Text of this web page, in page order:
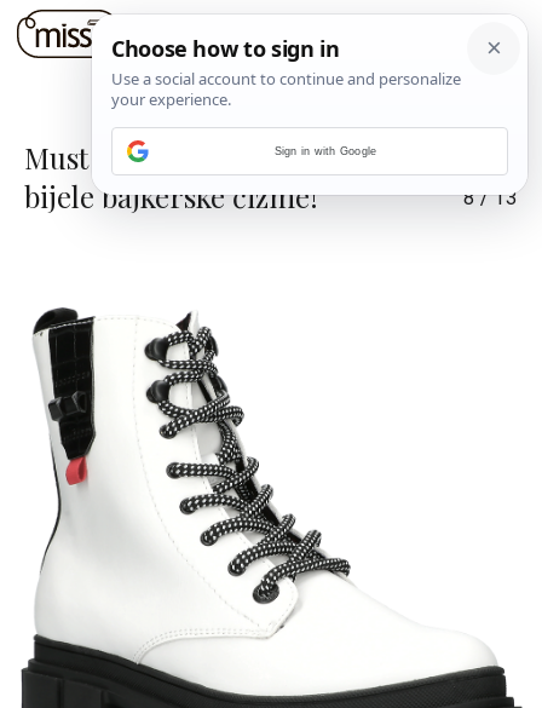
Must have obuća ove jeseni su
bijele bajkerske čizme!
8/13
Sign in with Google